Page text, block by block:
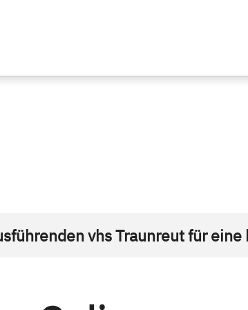
vhs Traunreut für